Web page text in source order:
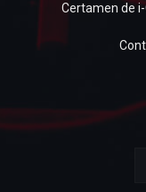
Certamen de